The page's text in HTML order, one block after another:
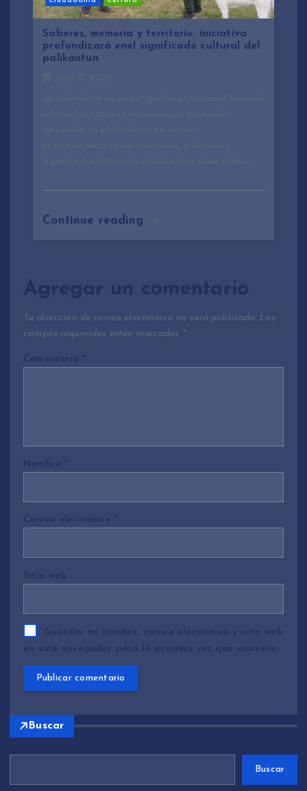
Saberes, memoria y territorio: iniciativa
profundizará enel significado cultural del
palikantun
Continue reading
Agregar un comentario
Tu dirección de correo electrónico no será publicada. Los
campos requeridos están marcados *
Comentario *
Nombre *
Correo electrónico *
Sitio web
Guardar mi nombre, correo electrónico y sitio web
en este navegador para la próxima vez que comente.
Buscar
Buscar